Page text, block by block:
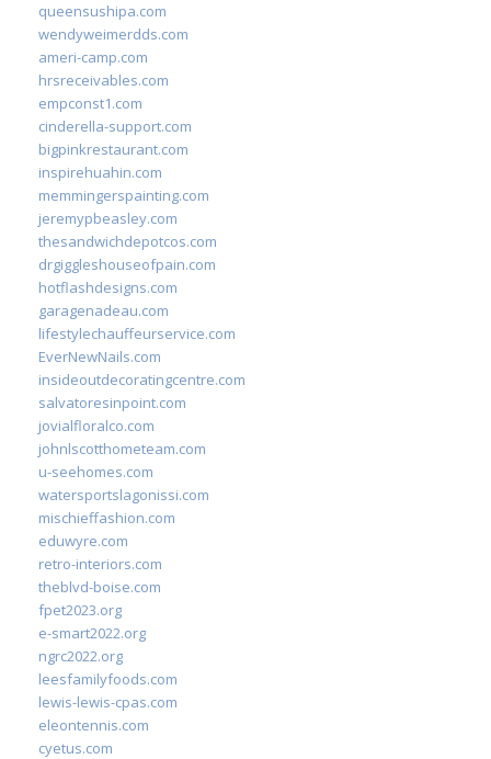
queensushipa.com
wendyweimerdds.com
ameri-camp.com
hrsreceivables.com
empconst1.com
cinderella-support.com
bigpinkrestaurant.com
inspirehuahin.com
memmingerspainting.com
jeremypbeasley.com
thesandwichdepotcos.com
drgiggleshouseofpain.com
hotflashdesigns.com
garagenadeau.com
lifestylechauffeurservice.com
EverNewNails.com
insideoutdecoratingcentre.com
salvatoresinpoint.com
jovialfloralco.com
johnlscotthometeam.com
u-seehomes.com
watersportslagonissi.com
mischieffashion.com
eduwyre.com
retro-interiors.com
theblvd-boise.com
fpet2023.org
e-smart2022.org
ngrc2022.org
leesfamilyfoods.com
lewis-lewis-cpas.com
eleontennis.com
cyetus.com